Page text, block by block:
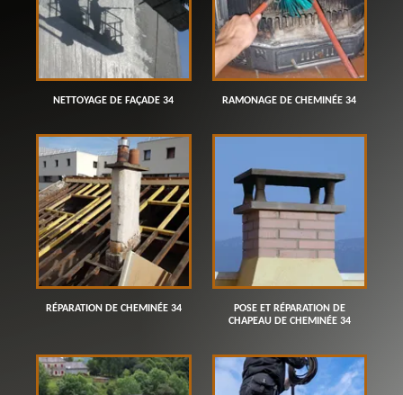
NETTOYAGE DE FAÇADE 34 RAMONAGE DE CHEMINÉE 34
RÉPARATION DE CHEMINÉE 34
POSE ET RÉPARATION DE
CHAPEAU DE CHEMINÉE 34